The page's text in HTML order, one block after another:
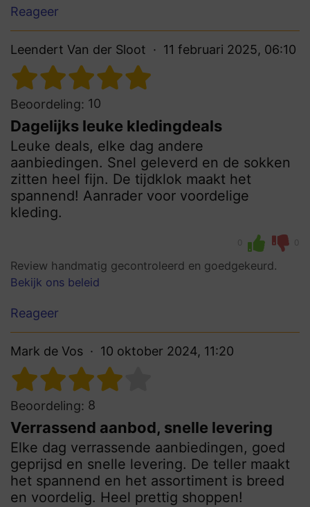
Reageer
Leendert Van der Sloot 11 februari 2025, 06:10
Beoordeling: 10
Dagelijks leuke kledingdeals
Leuke deals, elke dag andere
aanbiedingen. Snel geleverd en de sokken
zitten heel fijn. De tijdklok maakt het
spannend! Aanrader voor voordelige
kleding.
0 0
Review handmatig gecontroleerd en goedgekeurd.
Bekijk ons beleid
Reageer
Mark de Vos 10 oktober 2024, 11:20
Beoordeling: 8
Verrassend aanbod, snelle levering
Elke dag verrassende aanbiedingen, goed
geprijsd en snelle levering. De teller maakt
het spannend en het assortiment is breed
en voordelig. Heel prettig shoppen!